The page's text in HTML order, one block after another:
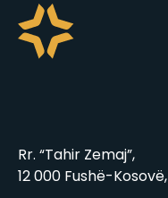
Rr. “Tahir Zemaj”,
12 000 Fushë-